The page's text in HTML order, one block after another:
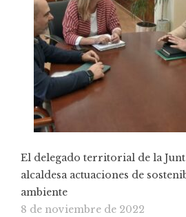
El delegado territorial de la
alcaldesa actuaciones de
ambiente
8 de noviembre de 2022